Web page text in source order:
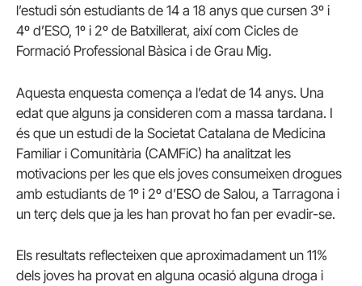
l’estudi són estudiants de 14 a 18 anys que cursen 3º i
4º d’ESO, 1º i 2º de Batxillerat, així com Cicles de
Formació Professional Bàsica i de Grau Mig.
Aquesta enquesta comença a l’edat de 14 anys. Una
edat que alguns ja consideren com a massa tardana. I
és que un estudi de la Societat Catalana de Medicina
Familiar i Comunitària (CAMFiC) ha analitzat les
motivacions per les que els joves consumeixen drogues
amb estudiants de 1º i 2º d’ESO de Salou, a Tarragona i
un terç dels que ja les han provat ho fan per evadir-se.
Els resultats reflecteixen que aproximadament un 11%
dels joves ha provat en alguna ocasió alguna droga i